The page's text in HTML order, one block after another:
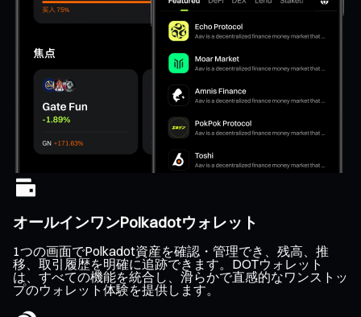
オールインワンPolkadotウォレット
1つの画面でPolkadot資産を確認・管理でき、残高、推
移、取引履歴を明確に追跡できます。DOTウォレット
は、すべての機能を統合し、滑らかで直感的なワンストッ
プのウォレット体験を提供します。